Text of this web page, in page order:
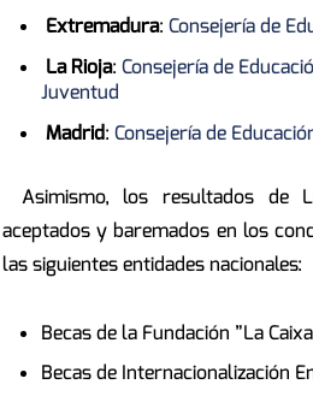
Extremadura: Consejería de
La Rioja: Consejería de
Juventud
Madrid: Consejería de
Asimismo, los resultados de
aceptados y baremados en los
las siguientes entidades nacionales:
Becas de la Fundación ”La
Becas de Internacionalización